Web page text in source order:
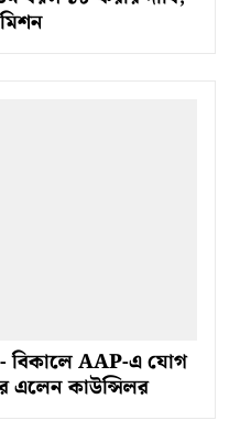
বিকালে AAP-এ যোগ
এলেন কাউন্সিলর